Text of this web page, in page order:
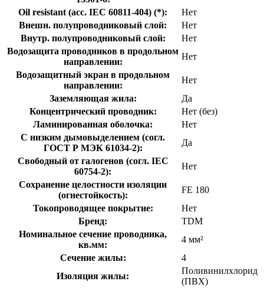
Oil resistant (acc. IEC 60811-404) (*):
Нет
Внешн. полупроводниковый слой:
Нет
Внутр. полупроводниковый слой:
Нет
Водозащита проводников в продольном
направлении:
Нет
Водозащитный экран в продольном
направлении:
Нет
Заземляющая жила:
Да
Концентрический проводник:
Нет (без)
Ламинированная оболочка:
Нет
С низким дымовыделением (согл.
ГОСТ Р МЭК 61034-2):
Да
Свободный от галогенов (согл. IEC
60754-2):
Нет
Сохранение целостности изоляции
(огнестойкость):
FE 180
Токопроводящее покрытие:
Нет
Бренд:
TDM
Номинальное сечение проводника,
кв.мм:
4 мм²
Сечение жилы:
4
Изоляция жилы:
Поливинилхлорид
(ПВХ)